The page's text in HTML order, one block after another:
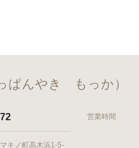
ぱんやき もっか）
キノ町高木浜1-5-
営業時間